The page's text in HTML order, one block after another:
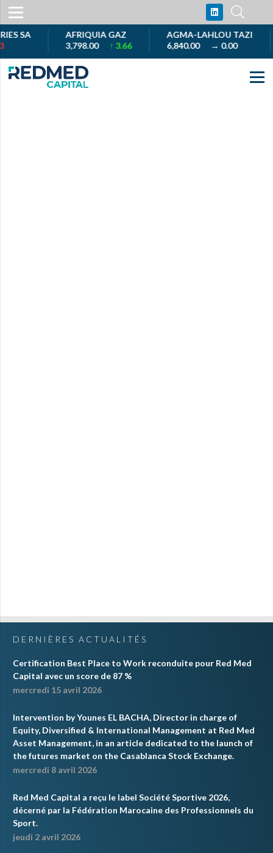
SA
AFRIQUIA GAZ
3,798.00↑ 3.66
AGMA-LAHLOU TAZI
6,840.00→ 0.00
DERNIÈRES ACTUALITÉS
Certification Best Place to Work reconduite pour Red Med
Capital avec un score de 87 %
mercredi 15 avril 2026
Intervention by Younes EL BACHA, Director in charge of
Equity, Diversified & International Management at Red Med
Asset Management, in an article dedicated to the launch of
the futures market on the Casablanca Stock Exchange.
mercredi 8 avril 2026
Red Med Capital a reçu le label Société Sportive 2026,
décerné par la Fédération Marocaine des Professionnels du
Sport.
jeudi 2 avril 2026